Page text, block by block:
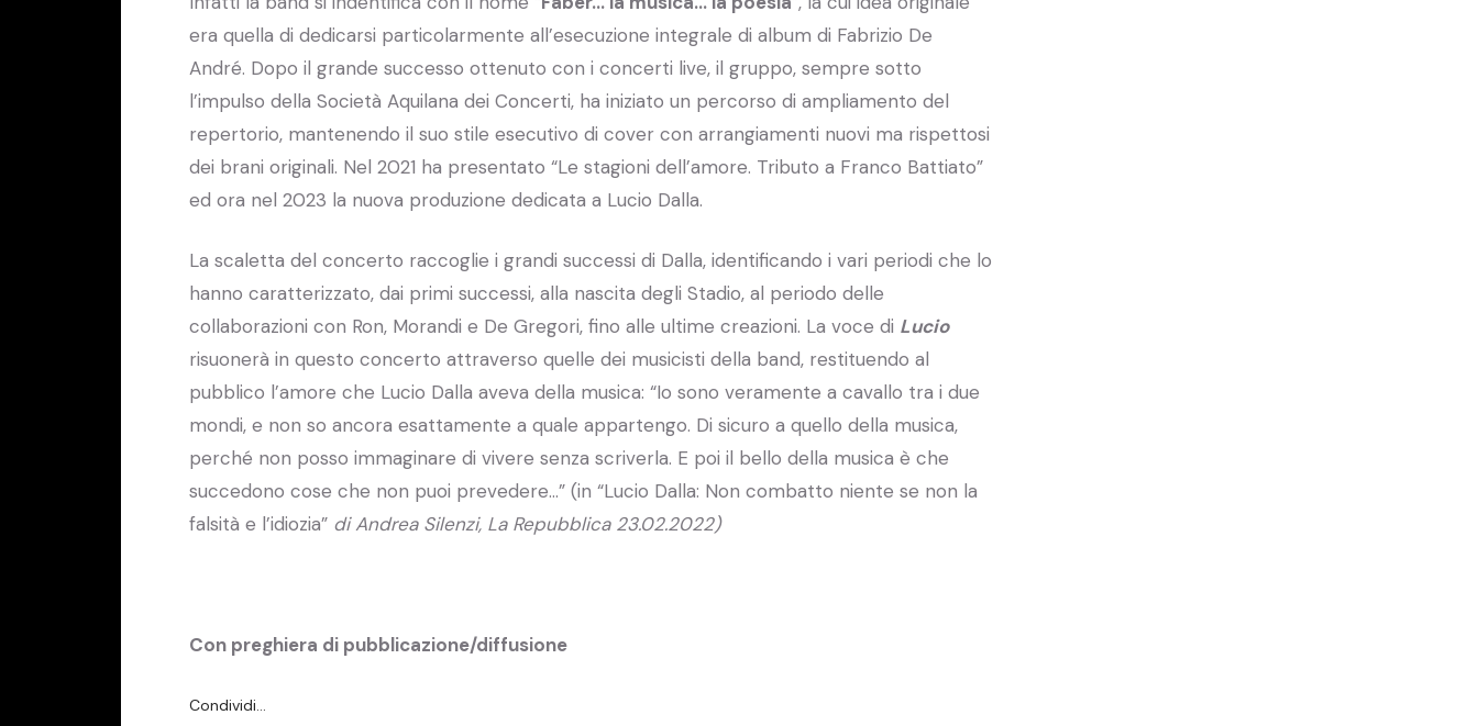
era quella di dedicarsi particolarmente all’esecuzione integrale di album di Fabrizio De
André. Dopo il grande successo ottenuto con i concerti live, il gruppo, sempre sotto
l’impulso della Società Aquilana dei Concerti, ha iniziato un percorso di ampliamento del
repertorio, mantenendo il suo stile esecutivo di cover con arrangiamenti nuovi ma rispettosi
dei brani originali. Nel 2021 ha presentato “Le stagioni dell’amore. Tributo a Franco Battiato”
ed ora nel 2023 la nuova produzione dedicata a Lucio Dalla.
La scaletta del concerto raccoglie i grandi successi di Dalla, identificando i vari periodi che lo
hanno caratterizzato, dai primi successi, alla nascita degli Stadio, al periodo delle
collaborazioni con Ron, Morandi e De Gregori, fino alle ultime creazioni. La voce di Lucio
risuonerà in questo concerto attraverso quelle dei musicisti della band, restituendo al
pubblico l’amore che Lucio Dalla aveva della musica: “Io sono veramente a cavallo tra i due
mondi, e non so ancora esattamente a quale appartengo. Di sicuro a quello della musica,
perché non posso immaginare di vivere senza scriverla. E poi il bello della musica è che
succedono cose che non puoi prevedere…” (in “Lucio Dalla: Non combatto niente se non la
falsità e l’idiozia” di Andrea Silenzi, La Repubblica 23.02.2022)
Con preghiera di pubblicazione/diffusione
Condividi…